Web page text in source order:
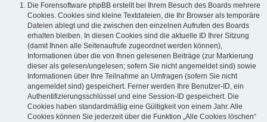
Die Forensoftware phpBB erstellt bei Ihrem Besuch des Boards mehrere
Cookies. Cookies sind kleine Textdateien, die Ihr Browser als temporäre
Dateien ablegt und die zwischen den einzelnen Aufrufen des Boards
erhalten bleiben. In diesen Cookies sind die aktuelle ID Ihrer Sitzung
(damit Ihnen alle Seitenaufrufe zugeordnet werden können),
Informationen über die von Ihnen gelesenen Beiträge (zur Markierung
dieser als gelesen/ungelesen; sofern Sie nicht angemeldet sind) sowie
Informationen über Ihre Teilnahme an Umfragen (sofern Sie nicht
angemeldet sind) gespeichert. Ferner werden Ihre Benutzer-ID, ein
Authentifizierungsschlüssel und eine Session-ID gespeichert. Die
Cookies haben standardmäßig eine Gültigkeit von einem Jahr. Alle
Cookies können Sie jederzeit über die Funktion „Alle Cookies löschen“